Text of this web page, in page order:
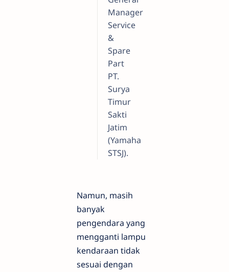
Manager
Service
&
Spare
Part
PT.
Surya
Timur
Sakti
Jatim
(Yamaha
STSJ).
Namun, masih
banyak
pengendara yang
mengganti lampu
kendaraan tidak
sesuai dengan